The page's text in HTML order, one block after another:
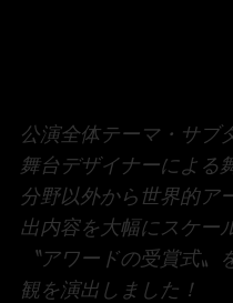
公演全体テーマ・サブ
舞台デザイナーによる
分野以外から世界的ア
出内容を大幅にスケー
〝アワードの受賞式
観を演出しました！